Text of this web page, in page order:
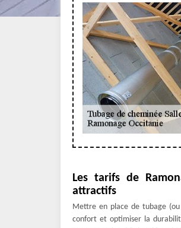
Les tarifs de
attractifs
Mettre en place de tubage
confort et optimiser la